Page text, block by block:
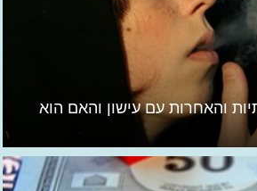
והאחרות עם עישון והאם הוא